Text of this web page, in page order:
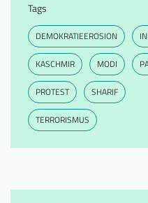
Tags
DEMOKRATIEEROSION
KASCHMIR MODI
PROTEST SHARIF
TERRORISMUS